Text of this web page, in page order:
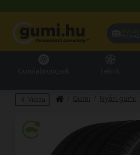
Vissza Gumi Nyári gumi